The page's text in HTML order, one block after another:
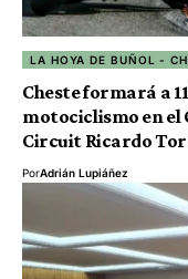
LA HOYA DE BUÑOL -
Cheste formará a
motociclismo en el
Circuit Ricardo
PorAdrián Lupiáñez